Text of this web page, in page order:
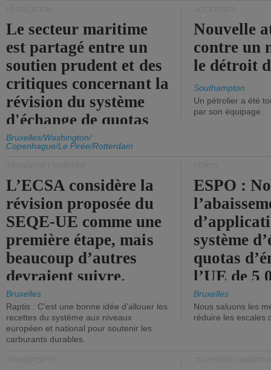
Le secteur maritime
est partagé entre un
soutien prudent et des
critiques concernant la
révision du système
d'échange de quotas
d'émission de l'UE.
Bruxelles/Washington/
Copenhague/Le Pirée/Rotterdam
Nouvelle
contre un
le détroit
Southampton
Un pétrolier a été
par son équipage.
L’ECSA considère la
révision proposée du
SEQE-UE comme une
première étape, mais
beaucoup d’autres
devraient suivre.
Bruxelles
Raptis : C’est une bonne idée d’allouer les
recettes du système aux niveaux
européen et national pour soutenir les
carburants durables.
ESPO :
système
quotas
l’UE de 5
tonneaux
brute.
Bruxelles
Nous saluons les
réduire les escales